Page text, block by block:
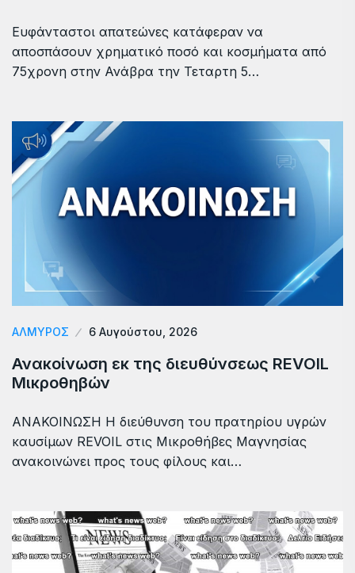
Ευφάνταστοι απατεώνες κατάφεραν να
αποσπάσουν χρηματικό ποσό και κοσμήματα από
75χρονη στην Ανάβρα την Τεταρτη 5…
ΑΛΜΥΡΟΣ 6 Αυγούστου, 2026
Ανακοίνωση εκ της διευθύνσεως REVOIL
Μικροθηβών
ΑΝΑΚΟΙΝΩΣΗ Η διεύθυνση του πρατηρίου υγρών
καυσίμων REVOIL στις Μικροθήβες Μαγνησίας
ανακοινώνει προς τους φίλους και…